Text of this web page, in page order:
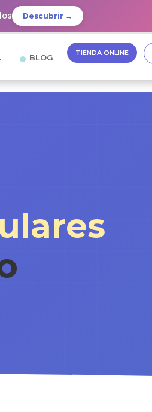
Descubrir →
BLOG TIENDA ONLINE